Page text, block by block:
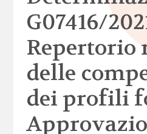
G07416/
Repertorio
delle
dei profili